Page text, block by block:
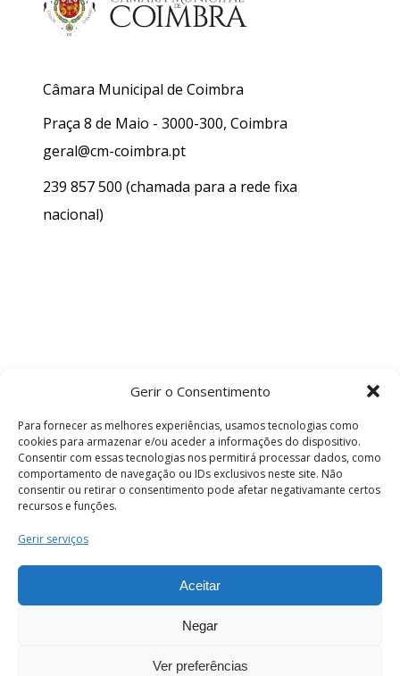
Gerir o Consentimento
Para fornecer as melhores experiências, usamos tecnologias como
cookies para armazenar e/ou aceder a informações do dispositivo.
Consentir com essas tecnologias nos permitirá processar dados, como
comportamento de navegação ou IDs exclusivos neste site. Não
consentir ou retirar o consentimento pode afetar negativamante certos
recursos e funções.
Gerir serviços
Aceitar
Negar
Ver preferências
Câmara Municipal de Coimbra
Praça 8 de Maio - 3000-300, Coimbra
geral@cm-coimbra.pt
239 857 500 (chamada para a rede fixa
nacional)
Termos e Condições
os direitos reservados.